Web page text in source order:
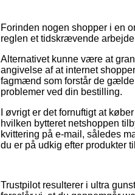
Forinden nogen shopper i en
reglen et tidskrævende
Alternativet kunne være at
angivelse af at internet
fagmænd som forstår de
problemer ved din bestilling.
I øvrigt er det fornuftigt at
hvilken bytteret netshoppen
kvittering på e-mail, således
du er på udkig efter produkter
Trustpilot resulterer i ultra